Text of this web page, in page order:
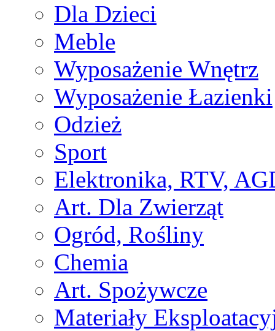
Dla Dzieci
Meble
Wyposażenie Wnętrz
Wyposażenie Łazienki
Odzież
Sport
Elektronika, RTV,
Art. Dla Zwierząt
Ogród, Rośliny
Chemia
Art. Spożywcze
Materiały